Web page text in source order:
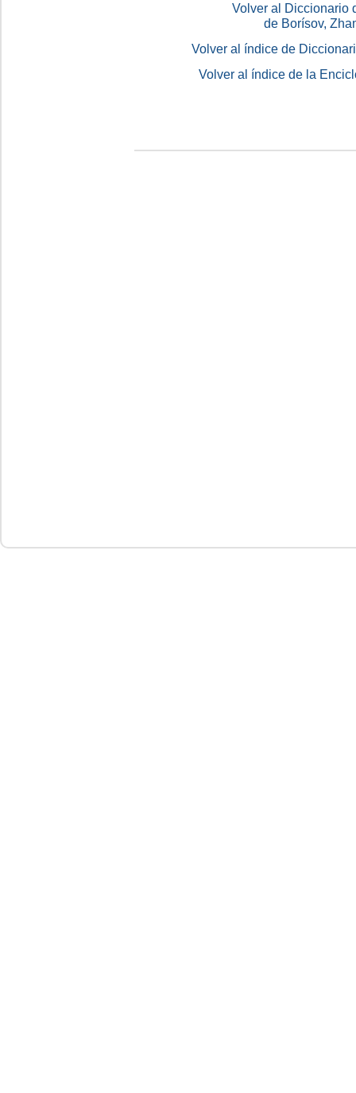
Volver al Diccionario
de Borísov,
Volver al índice de
Volver al índice de la